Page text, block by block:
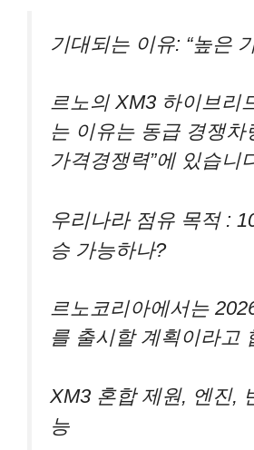
기대되는 이유: “높은
르노의 XM3 하이브리
는 이유는 동급 경쟁차
가격경쟁력”에 있습니
우리나라 점유 목적 :
승 가능하나?
르노코리아에서는
를 출시할 계획이라고
XM3 혼합 제원, 엔진,
능